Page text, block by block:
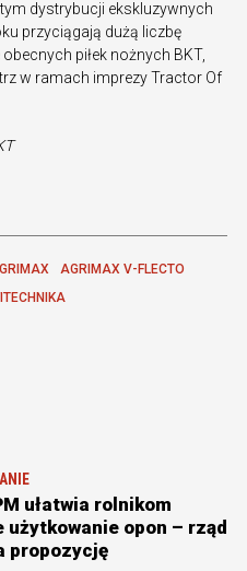
dystrybucji ekskluzywnych
przyciągają dużą liczbę
piłek nożnych BKT,
w ramach imprezy Tractor Of
AGRIMAX V-FLECTO
ułatwia rolnikom
użytkowanie opon – rząd
propozycję